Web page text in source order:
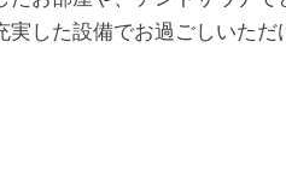
した設備でお過ごしいただ